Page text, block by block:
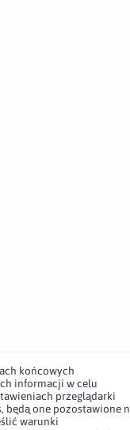
końcowych
informacji w celu
przeglądarki
będą one pozostawione
warunki